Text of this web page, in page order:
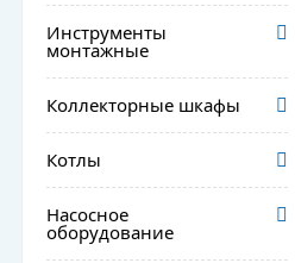
Инструменты
монтажные
Коллекторные шкафы
Котлы
Насосное
оборудование